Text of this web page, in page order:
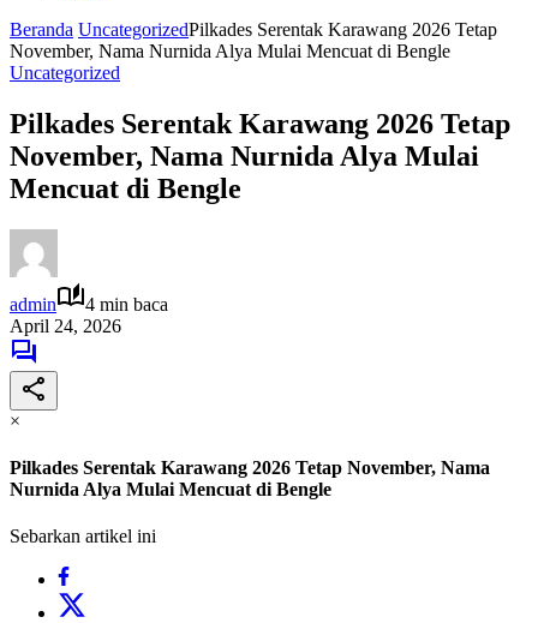
Beranda Uncategorized​Pilkades Serentak Karawang 2026 Tetap
November, Nama Nurnida Alya Mulai Mencuat di Bengle
Uncategorized
​Pilkades Serentak Karawang 2026 Tetap
November, Nama Nurnida Alya Mulai
Mencuat di Bengle
admin
4 min baca
April 24, 2026
×
​Pilkades Serentak Karawang 2026 Tetap November, Nama
Nurnida Alya Mulai Mencuat di Bengle
Sebarkan artikel ini